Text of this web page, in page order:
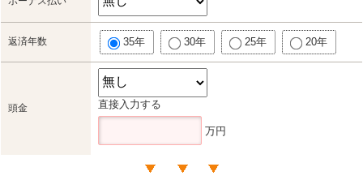
返済年数 35年 30年 25年 20年
頭金 直接入力する
万円